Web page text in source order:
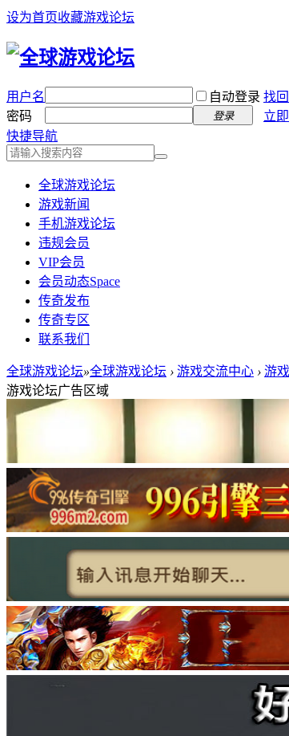
设为首页收藏游戏论坛
用户名 自动登录 找
密码
登录
立
快捷导航
全球游戏论坛
游戏新闻
手机游戏论坛
违规会员
VIP会员
会员动态Space
传奇发布
传奇专区
联系我们
全球游戏论坛»全球游戏论坛 › 游戏交流中心 › 游
游戏论坛广告区域